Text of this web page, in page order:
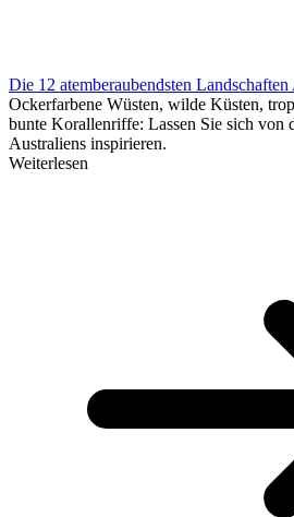
Die 12 atemberaubendsten Landschaften
Ockerfarbene Wüsten, wilde Küsten,
bunte Korallenriffe: Lassen Sie sich von
Australiens inspirieren.
Weiterlesen